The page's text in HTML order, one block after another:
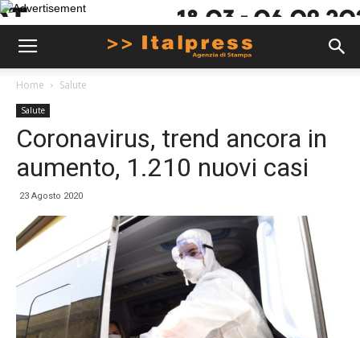
Home Salute
Salute
Coronavirus, trend ancora in
aumento, 1.210 nuovi casi
23 Agosto 2020